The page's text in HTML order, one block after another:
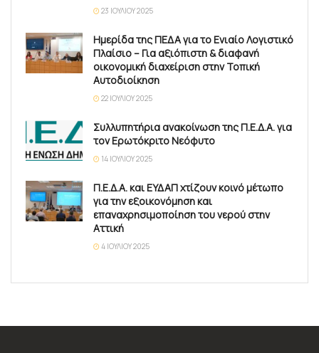
23 ΙΟΥΛΊΟΥ 2025
Ημερίδα της ΠΕΔΑ για το Ενιαίο Λογιστικό
Πλαίσιο – Για αξιόπιστη & διαφανή
οικονομική διαχείριση στην Τοπική
Αυτοδιοίκηση
22 ΙΟΥΛΊΟΥ 2025
Συλλυπητήρια ανακοίνωση της Π.Ε.Δ.Α. για
τον Ερωτόκριτο Νεόφυτο
14 ΙΟΥΛΊΟΥ 2025
Π.Ε.Δ.Α. και ΕΥΔΑΠ χτίζουν κοινό μέτωπο
για την εξοικονόμηση και
επαναχρησιμοποίηση του νερού στην
Αττική
4 ΙΟΥΛΊΟΥ 2025